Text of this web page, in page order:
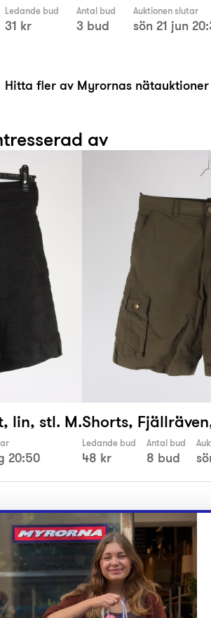
Ledande bud
31 kr
Antal bud
3 bud
Auktionen slutar
sön 21 jun
Hitta fler av Myrornas
av
lin, stl. M.
20:50
Shorts,
Ledande bud
48 kr
Antal bud
8 bud